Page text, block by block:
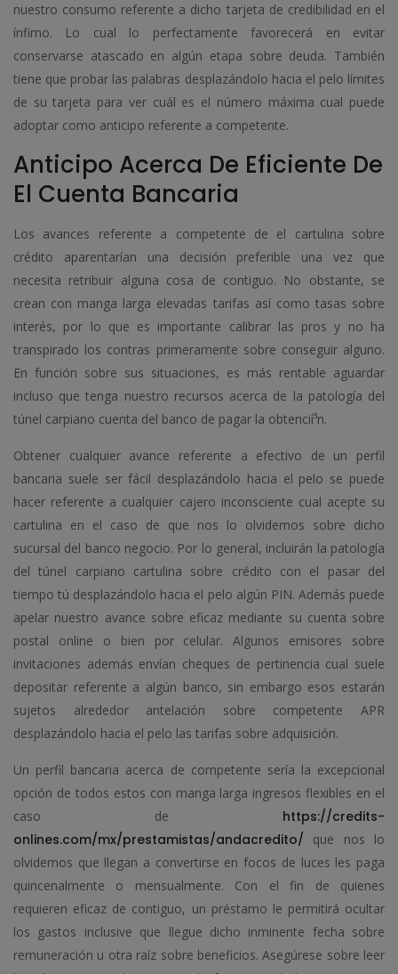
nuestro consumo referente a dicho tarjeta de credibilidad en el
ínfimo. Lo cual lo perfectamente favorecerá en evitar
conservarse atascado en algún etapa sobre deuda. También
tiene que probar las palabras desplazándolo hacia el pelo límites
de su tarjeta para ver cuál es el número máxima cual puede
adoptar como anticipo referente a competente.
Anticipo Acerca De Eficiente De
El Cuenta Bancaria
Los avances referente a competente de el cartulina sobre
crédito aparentarían una decisión preferible una vez que
necesita retribuir alguna cosa de contiguo. No obstante, se
crean con manga larga elevadas tarifas así­ como tasas sobre
interés, por lo que es importante calibrar las pros y no ha
transpirado los contras primeramente sobre conseguir alguno.
En función sobre sus situaciones, es más rentable aguardar
incluso que tenga nuestro recursos acerca de la patologí­a del
túnel carpiano cuenta del banco de pagar la obtencií³n.
Obtener cualquier avance referente a efectivo de un perfil
bancaria suele ser fácil desplazándolo hacia el pelo se puede
hacer referente a cualquier cajero inconsciente cual acepte su
cartulina en el caso de que nos lo olvidemos sobre dicho
sucursal del banco negocio. Por lo general, incluirán la patologí­a
del túnel carpiano cartulina sobre crédito con el pasar del
tiempo tú desplazándolo hacia el pelo algún PIN. Además puede
apelar nuestro avance sobre eficaz mediante su cuenta sobre
postal online o bien por celular. Algunos emisores sobre
invitaciones además envían cheques de pertinencia cual suele
depositar referente a algún banco, sin embargo esos estarán
sujetos alrededor antelación sobre competente APR
desplazándolo hacia el pelo las tarifas sobre adquisición.
Un perfil bancaria acerca de competente serí­a la excepcional
opción de todos estos con manga larga ingresos flexibles en el
caso de https://credits-
onlines.com/mx/prestamistas/andacredito/ que nos lo
olvidemos que llegan a convertirse en focos de luces les paga
quincenalmente o mensualmente. Con el fin de quienes
requieren eficaz de contiguo, un préstamo le permitirá ocultar
los gastos inclusive que llegue dicho inminente fecha sobre
remuneración u otra raíz sobre beneficios. Asegúrese sobre leer